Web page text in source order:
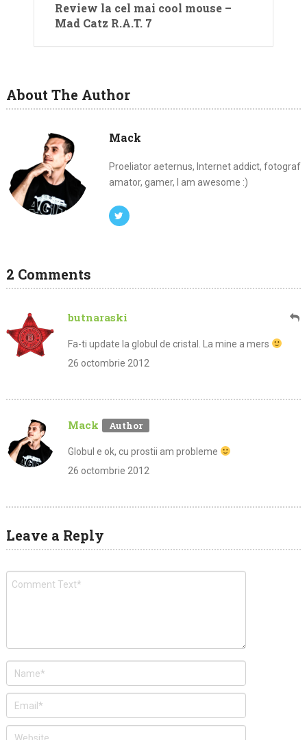
Review la cel mai cool mouse –
Mad Catz R.A.T. 7
About The Author
Mack
Proeliator aeternus, Internet addict, fotograf
amator, gamer, I am awesome :)
2 Comments
butnaraski
Fa-ti update la globul de cristal. La mine a mers
26 octombrie 2012
Mack
Globul e ok, cu prostii am probleme
26 octombrie 2012
Leave a Reply